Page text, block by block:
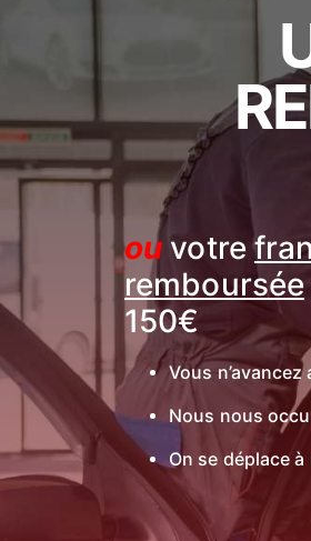
ou votre
remboursée
150€
Vous
Nous nous
On se déplace à